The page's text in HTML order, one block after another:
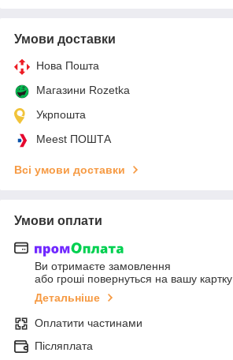
Умови доставки
Нова Пошта
Магазини Rozetka
Укрпошта
Meest ПОШТА
Всі умови доставки
Умови оплати
Ви отримаєте замовлення
або гроші повернуться на вашу картку
Детальніше
Оплатити частинами
Післяплата